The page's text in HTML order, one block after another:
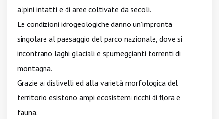
alpini intatti e di aree coltivate da secoli.
Le condizioni idrogeologiche danno un’impronta
singolare al paesaggio del parco nazionale, dove si
incontrano laghi glaciali e spumeggianti torrenti di
montagna.
Grazie ai dislivelli ed alla varietà morfologica del
territorio esistono ampi ecosistemi ricchi di flora e
fauna.